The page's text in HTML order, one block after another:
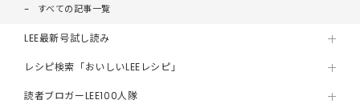
すべての記事一覧
LEE最新号試し読み
レシピ検索「おいしいLEEレシピ」
読者ブロガーLEE100人隊